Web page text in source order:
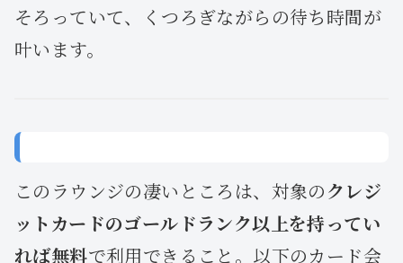
そろっていて、くつろぎながらの待ち時間が
叶います。
このラウンジの凄いところは、対象のクレジ
ットカードのゴールドランク以上を持ってい
れば無料で利用できること。以下のカード会